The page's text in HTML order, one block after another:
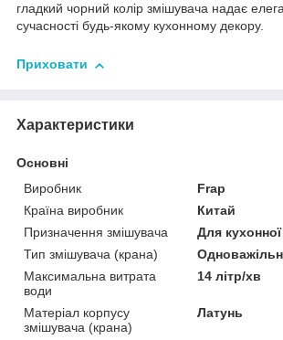
гладкий чорний колір змішувача надає
сучасності будь-якому кухонному декору.
Приховати
Характеристики
Основні
Виробник
Frap
Країна виробник
Китай
Призначення змішувача
Для
Тип змішувача (крана)
Максимальна витрата
води
14 літр/хв
Матеріал корпусу
змішувача (крана)
Латунь